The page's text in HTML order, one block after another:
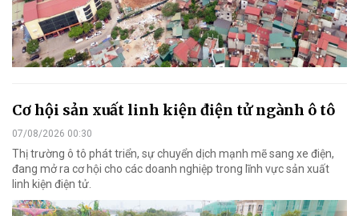
Cơ hội sản xuất linh kiện điện tử ngành ô tô
07/08/2026 00:30
Thị trường ô tô phát triển, sự chuyển dịch mạnh mẽ sang xe điện,
đang mở ra cơ hội cho các doanh nghiệp trong lĩnh vực sản xuất
linh kiện điện tử.